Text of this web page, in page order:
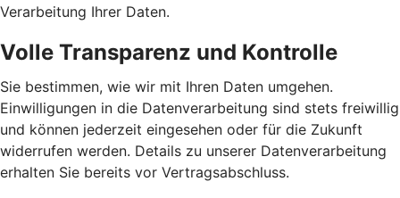
Verarbeitung Ihrer Daten.
Volle Transparenz und Kontrolle
Sie bestimmen, wie wir mit Ihren Daten umgehen.
Einwilligungen in die Datenverarbeitung sind stets freiwillig
und können jederzeit eingesehen oder für die Zukunft
widerrufen werden. Details zu unserer Datenverarbeitung
erhalten Sie bereits vor Vertragsabschluss.